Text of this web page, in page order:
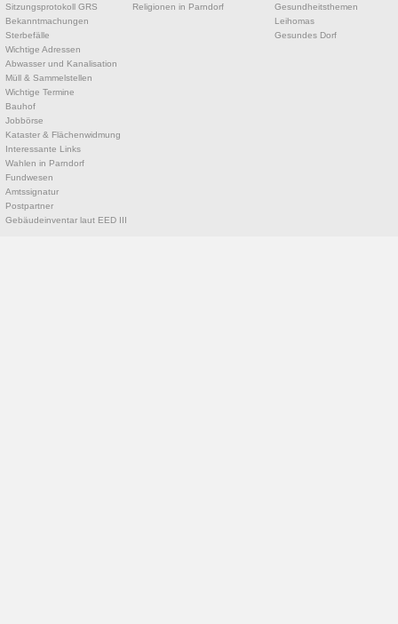
Sitzungsprotokoll GRS
Bekanntmachungen
Sterbefälle
Wichtige Adressen
Abwasser und Kanalisation
Müll & Sammelstellen
Wichtige Termine
Bauhof
Jobbörse
Kataster & Flächenwidmung
Interessante Links
Wahlen in Parndorf
Fundwesen
Amtssignatur
Postpartner
Gebäudeinventar laut EED III
Religionen in Parndorf
Gesundheitsthemen
Leihomas
Gesundes Dorf